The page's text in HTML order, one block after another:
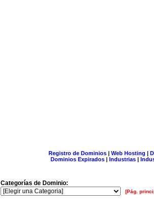
Registro de Dominios| Web Hosting |
Dominios Expirados | Industrias |
Categorías de Dominio:
[Pág.